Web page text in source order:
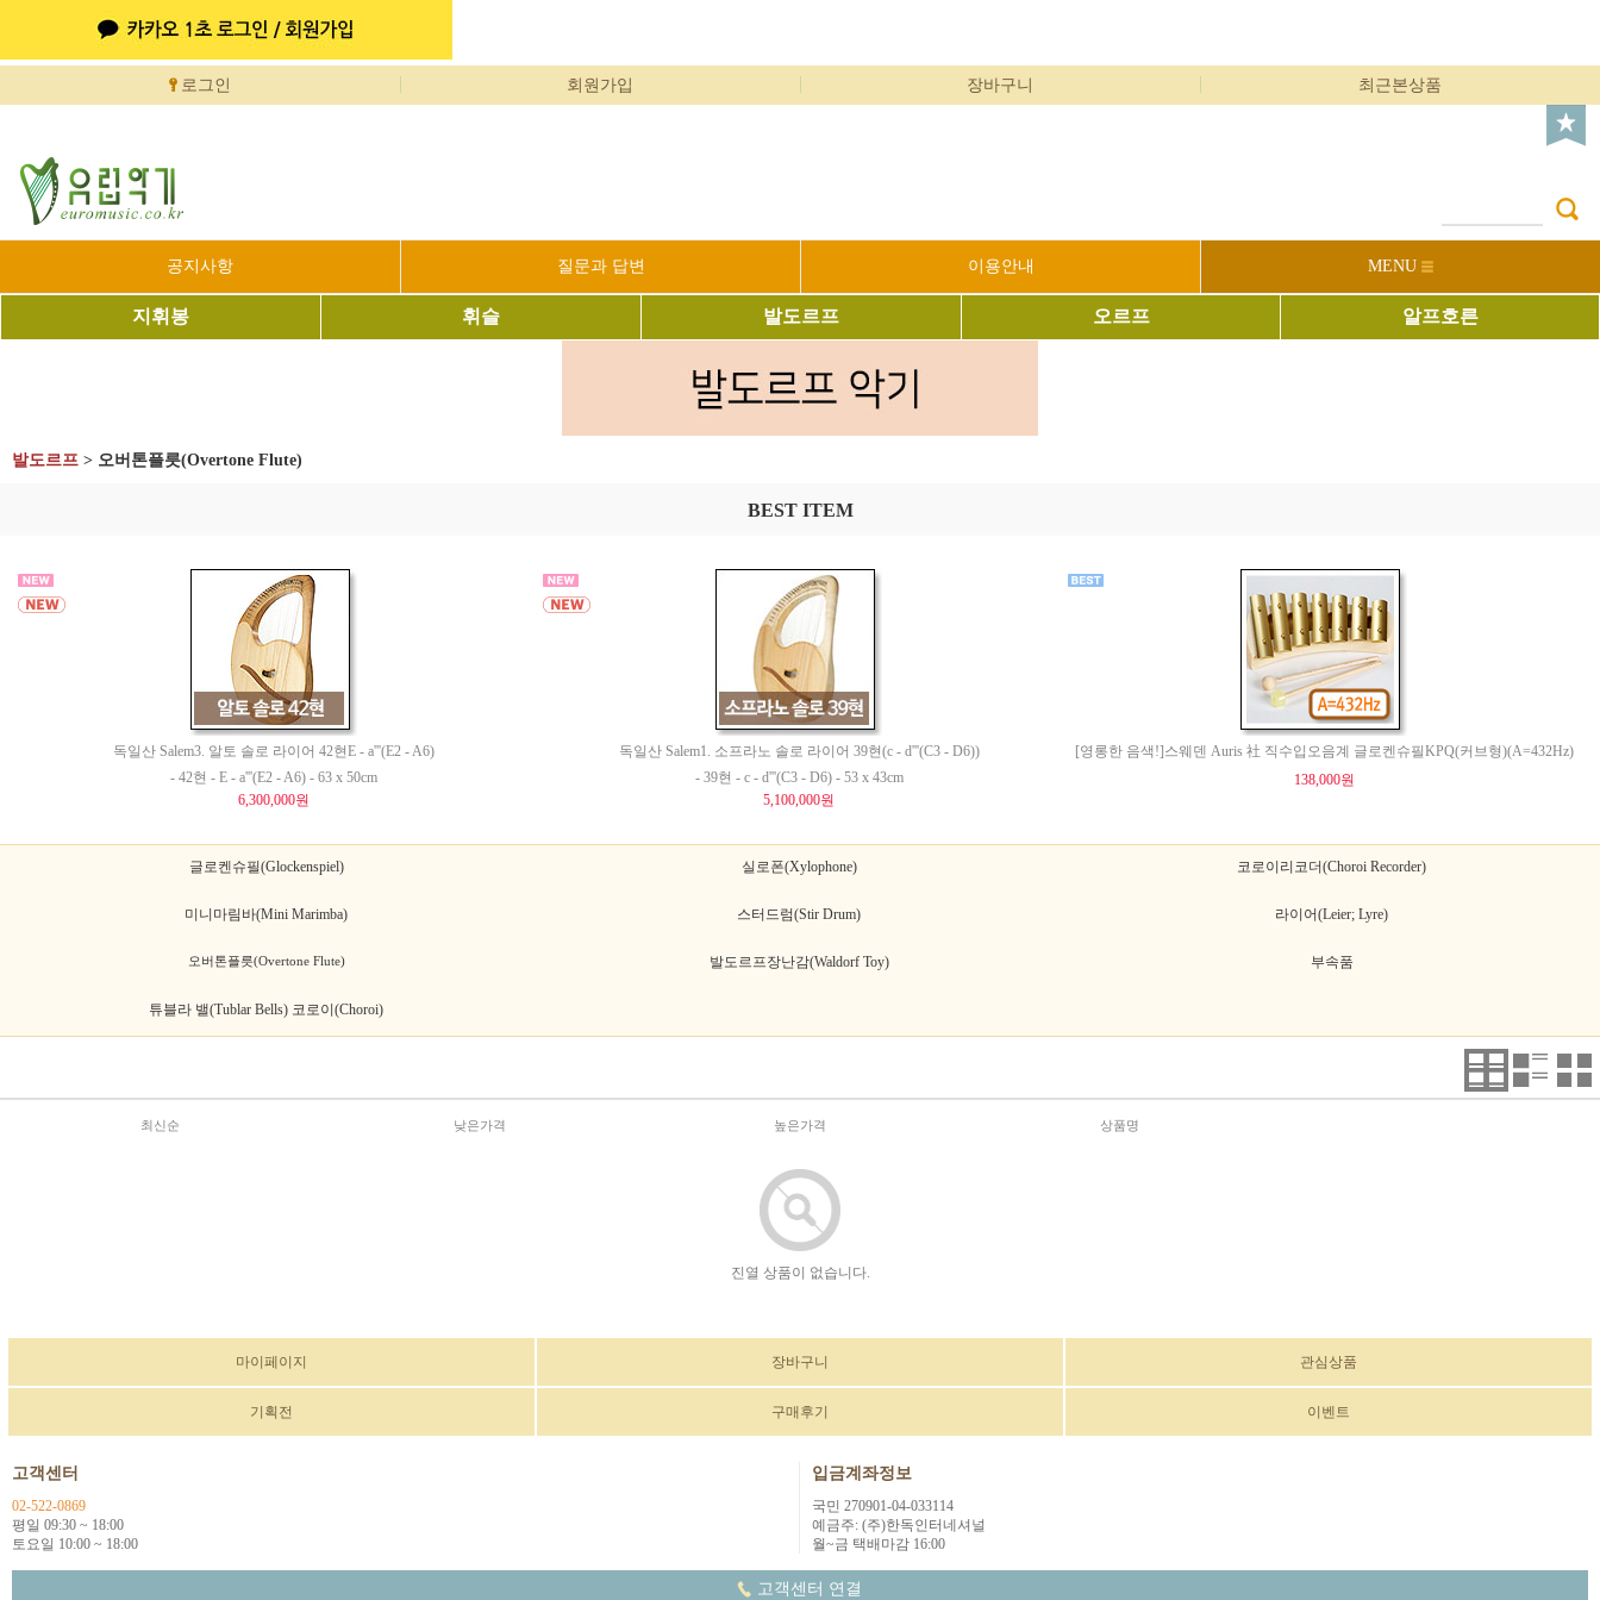
로그인 회원가입 장바구니 최근본상품
공지사항 질문과 답변 이용안내 MENU
지휘봉 휘슬 발도르프 오르프 알프호른
발도르프 > 오버톤플릇(Overtone Flute)
BEST ITEM
독일산 Salem3. 알토 솔로 라이어 42현E - a'''(E2 - A6)
- 42현 - E - a'''(E2 - A6) - 63 x 50cm
6,300,000원
독일산 Salem1. 소프라노 솔로 라이어 39현(c - d'''(C3 - D6))
- 39현 - c - d'''(C3 - D6) - 53 x 43cm
5,100,000원
[영롱한 음색!]스웨덴 Auris 社 직수입오음계 글로켄슈필KPQ(커브형)(A=432Hz)
138,000원
글로켄슈필(Glockenspiel) 실로폰(Xylophone) 코로이리코더(Choroi Recorder)
미니마림바(Mini Marimba) 스터드럼(Stir Drum) 라이어(Leier; Lyre)
오버톤플릇(Overtone Flute) 발도르프장난감(Waldorf Toy) 부속품
튜블라 밸(Tublar Bells) 코로이(Choroi)
최신순 낮은가격 높은가격 상품명
진열 상품이 없습니다.
마이페이지 장바구니 관심상품
기획전 구매후기 이벤트
고객센터
02-522-0869
평일 09:30 ~ 18:00
토요일 10:00 ~ 18:00
입금계좌정보
국민 270901-04-033114
예금주: (주)한독인터네셔널
월~금 택배마감 16:00
고객센터 연결